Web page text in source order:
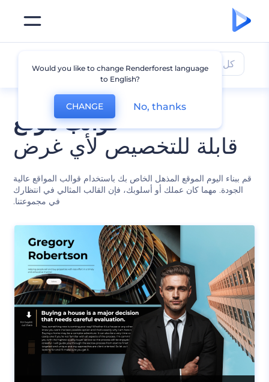
قوالب موقع
قابلة للتخصيص لأي غرض
قم ببناء اليوم الموقع المذهل الخاص بك باستخدام قوالب المواقع عالية
الجودة. مهما كان عملك أو أسلوبك، فإن القالب المثالي في انتظارك
في مجموعتنا.
كل القوالبWould you like to change Renderforest language
to English?
CHANGE No, thanks